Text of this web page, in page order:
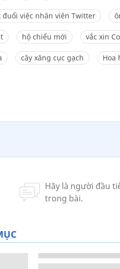
đuổi việc nhân viên Twitter
hộ chiếu mới vắc xin
cây xăng cục gạch Hoa